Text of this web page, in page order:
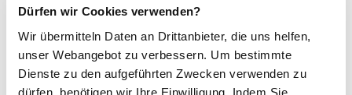
Dürfen wir Cookies verwenden?
Wir übermitteln Daten an Drittanbieter, die uns helfen,
unser Webangebot zu verbessern. Um bestimmte
Dienste zu den aufgeführten Zwecken verwenden zu
dürfen, benötigen wir Ihre Einwilligung. Indem Sie
Diabetiker*innen nachgewiesen. In den ersten 12
Wochen des Ernährungsprogramms wurden
täglich 800 bis 900 Kilokalorien in Form von
Formula-Produkten (Shakes, Suppen, Riegel)